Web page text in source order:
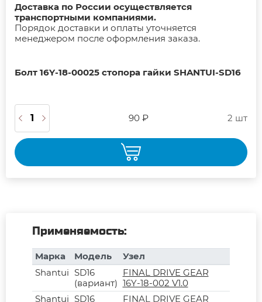
Доставка по России осуществляется
транспортными компаниями.
Порядок доставки и оплаты уточняется
менеджером после оформления заказа.
Болт 16Y-18-00025 стопора гайки SHANTUI-SD16
90 ₽ 2 шт
Применяемость:
Марка Модель
Узел
Shantui SD16
(вариант)
FINAL DRIVE GEAR
16Y-18-002 V1.0
Shantui SD16
FINAL DRIVE GEAR